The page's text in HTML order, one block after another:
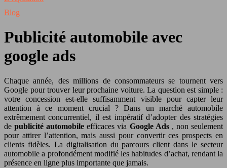
Blog
Publicité automobile avec
google ads
Chaque année, des millions de consommateurs se tournent vers
Google pour trouver leur prochaine voiture. La question est simple :
votre concession est-elle suffisamment visible pour capter leur
attention à ce moment crucial ? Dans un marché automobile
extrêmement concurrentiel, il est impératif d’adopter des stratégies
depublicité automobileefficaces via Google Ads , non seulement
pour attirer l’attention, mais aussi pour convertir ces prospects en
clients fidèles. La digitalisation du parcours client dans le secteur
automobile a profondément modifié les habitudes d’achat, rendant la
présence en ligne plus importante que jamais.